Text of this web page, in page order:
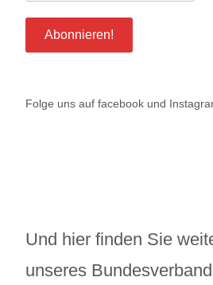
Folge uns auf facebook und
Und hier finden Sie
unseres